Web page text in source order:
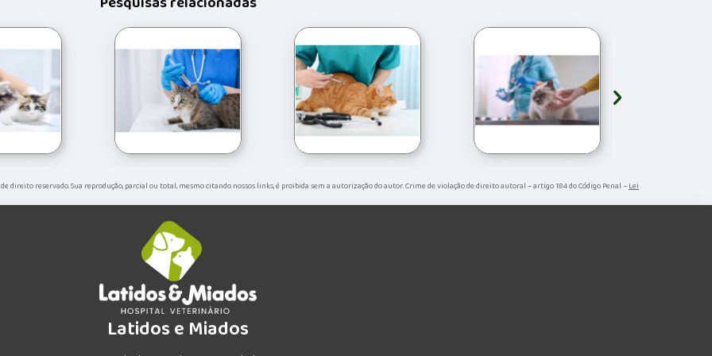
›
de direito reservado. Sua reprodução, parcial ou total, mesmo citando nossos links, é proibida sem a autorização do autor. Crime de violação de direito autoral – artigo 184 do Código Penal –Lei
Latidos e Miados